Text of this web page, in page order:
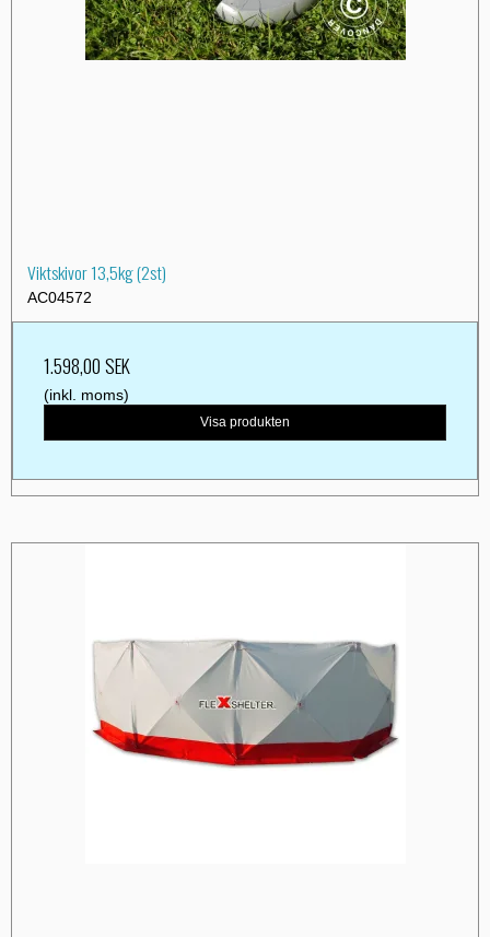
Viktskivor 13,5kg (2st)
AC04572
1.598,00 SEK
(inkl. moms)
Visa produkten